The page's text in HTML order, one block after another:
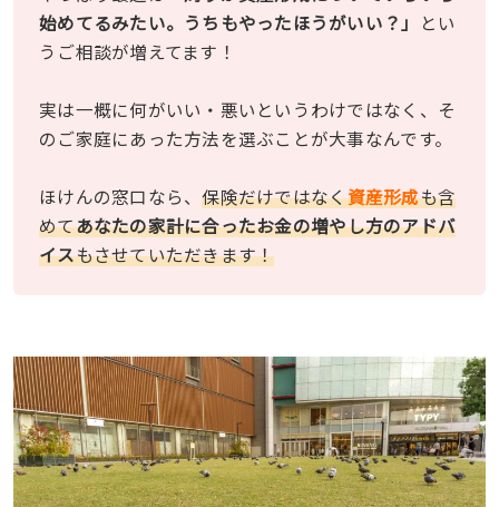
始めてるみたい。うちもやったほうがいい？」
とい
うご相談が増えてます！
実は一概に何がいい・悪いというわけではなく、そ
のご家庭にあった方法を選ぶことが大事なんです。
ほけんの窓口なら、保険だけではなく資産形成も含
めてあなたの家計に合ったお金の増やし方のアドバ
イスもさせていただきます！